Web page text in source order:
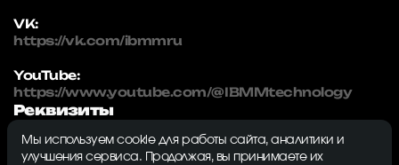
VK:
https://vk.com/ibmmru
YouTube:
https://www.youtube.com/@IBMMtechnology
Реквизиты
IBMM | technology
Мы используем cookie для работы сайта, аналитики и
улучшения сервиса. Продолжая, вы принимаете их